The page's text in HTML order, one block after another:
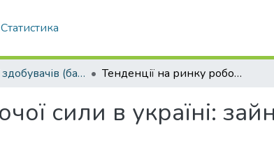
Статистика
Публікації здобувачів (бакалаврів. магістрів, аспірантів) Тенденції на ринку робочої сили в україні: зайнятість та молодіжне безробіття
сили в україні: